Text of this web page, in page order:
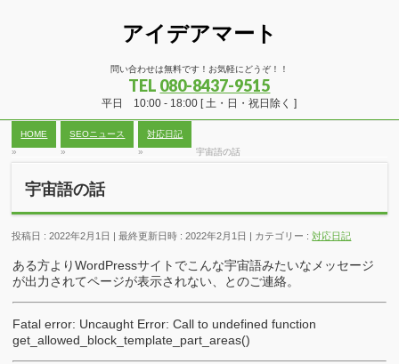
アイデアマート
問い合わせは無料です！お気軽にどうぞ！！
TEL 080-8437-9515
平日 10:00 - 18:00 [ 土・日・祝日除く ]
HOME
»
SEOニュース
»
対応日記
»
宇宙語の話
宇宙語の話
投稿日 : 2022年2月1日 最終更新日時 : 2022年2月1日 カテゴリー :対応日記
ある方よりWordPressサイトでこんな宇宙語みたいなメッセージ
が出力されてページが表示されない、とのご連絡。
Fatal error: Uncaught Error: Call to undefined function
get_allowed_block_template_part_areas()